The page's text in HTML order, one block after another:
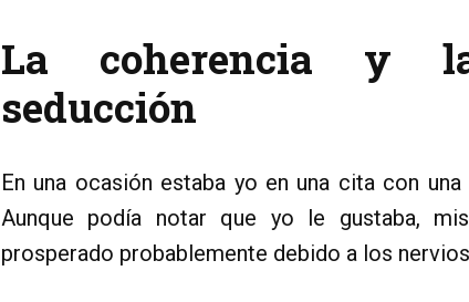
La coherencia y
seducción
En una ocasión estaba yo en una cita con
Aunque podía notar que yo le gustaba,
prosperado probablemente debido a los